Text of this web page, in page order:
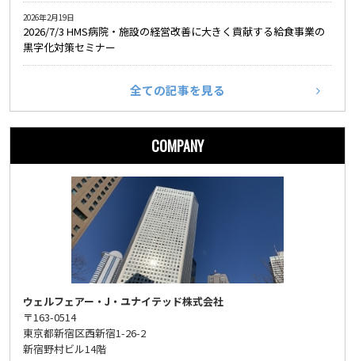
2026/7/3 HMS病院・施設の経営改善に大きく貢献する給食事業の
黒字化対策セミナー
2026年2月19日
全ての記事を見る
COMPANY
ウェルフェアー・J・ユナイテッド株式会社
〒163-0514
東京都新宿区西新宿1-26-2
新宿野村ビル14階